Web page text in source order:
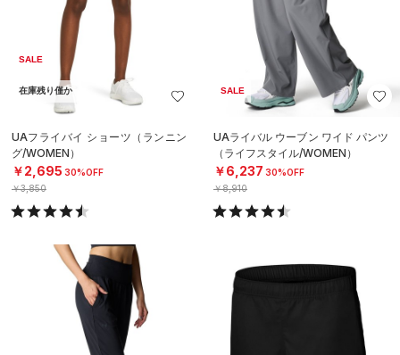
SALE
在庫残り僅か
UAフライバイ ショーツ（ランニン
グ/WOMEN）
￥2,695 30%OFF
￥3,850
SALE
UAライバル ウーブン ワイド パンツ
（ライフスタイル/WOMEN）
￥6,237 30%OFF
￥8,910